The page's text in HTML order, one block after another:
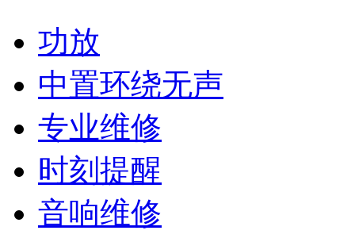
功放
中置环绕无声
专业维修
时刻提醒
音响维修